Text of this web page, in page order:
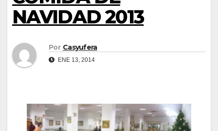
NAVIDAD 2013
Por Casyufera
ENE 13, 2014